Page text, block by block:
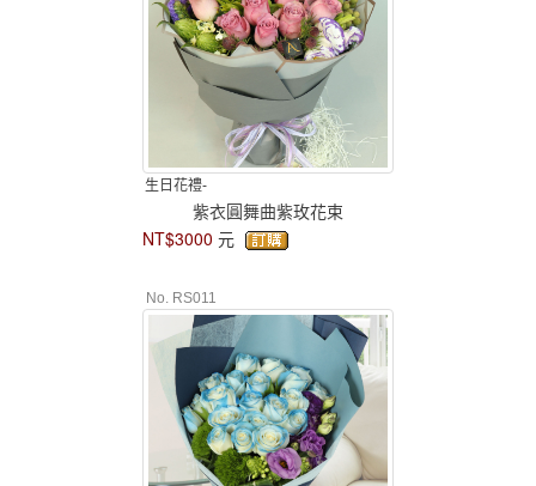
生日花禮-
紫衣圓舞曲紫玫花束
NT$3000 元
No. RS011